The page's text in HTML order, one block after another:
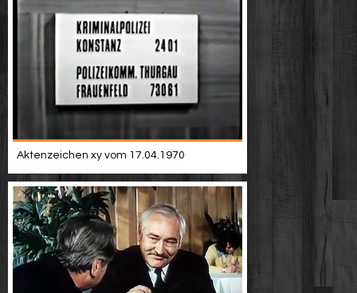
Aktenzeichen xy vom 17.04.1970